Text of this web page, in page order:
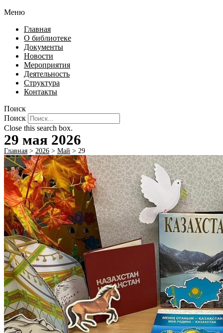
Меню
Главная
О библиотеке
Документы
Новости
Мероприятия
Деятельность
Структура
Контакты
Поиск
Поиск
Close this search box.
29 мая 2026
Главная > 2026 > Май > 29